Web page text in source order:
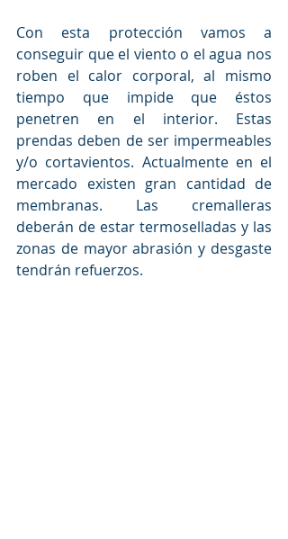
Con esta protección vamos a
conseguir que el viento o el agua nos
roben el calor corporal, al mismo
tiempo que impide que éstos
penetren en el interior. Estas
prendas deben de ser impermeables
y/o cortavientos. Actualmente en el
mercado existen gran cantidad de
membranas. Las cremalleras
deberán de estar termoselladas y las
zonas de mayor abrasión y desgaste
tendrán refuerzos.